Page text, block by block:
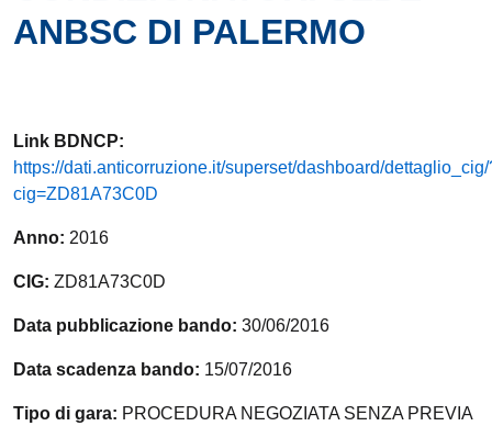
ANBSC DI PALERMO
Link BDNCP:
https://dati.anticorruzione.it/superset/dashboard/dettaglio_cig/
cig=ZD81A73C0D
Anno: 2016
CIG: ZD81A73C0D
Data pubblicazione bando: 30/06/2016
Data scadenza bando: 15/07/2016
Tipo di gara: PROCEDURA NEGOZIATA SENZA PREVIA